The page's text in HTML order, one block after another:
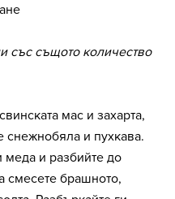
със същото количество
мас и захарта,
снежнобяла и пухкава.
меда и разбийте до
смесете брашното,